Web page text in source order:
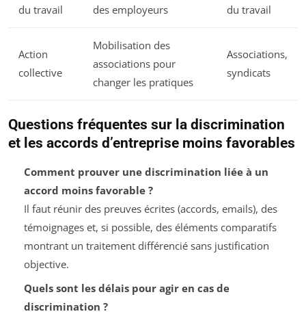
du travail
des employeurs
du travail
Action
collective
Mobilisation des
associations pour
changer les pratiques
Associations,
syndicats
Questions fréquentes sur la discrimination
et les accords d’entreprise moins favorables
Comment prouver une discrimination liée à un
accord moins favorable ?
Il faut réunir des preuves écrites (accords, emails), des
témoignages et, si possible, des éléments comparatifs
montrant un traitement différencié sans justification
objective.
Quels sont les délais pour agir en cas de
discrimination ?